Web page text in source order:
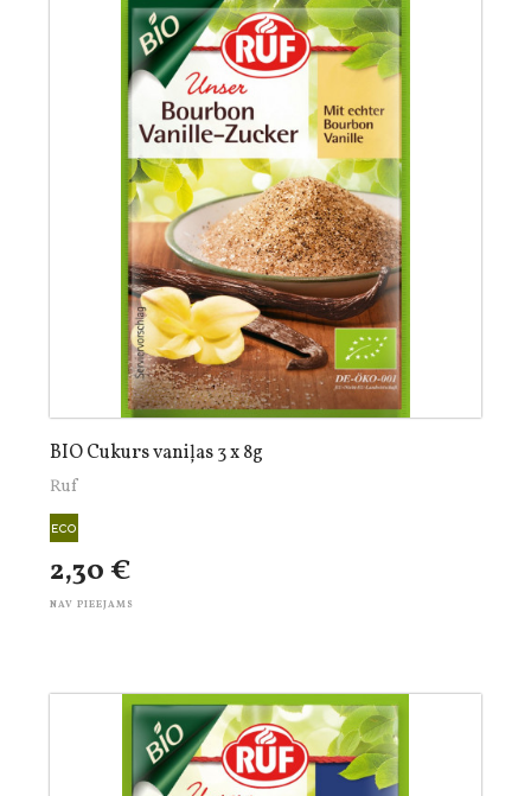
BIO Cukurs vaniļas 3 x 8g
Ruf
2,30 €
NAV PIEEJAMS